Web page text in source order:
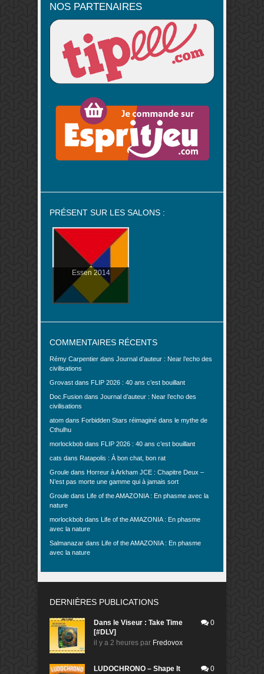
NOS PARTENAIRES
PRÉSENT SUR LES SALONS :
Essen 2014
COMMENTAIRES RÉCENTS
Rémy Carpentier dans Journal d’auteur : Near l’echo des
civilisations
Grovast dans FLIP 2026 : 40 ans c’est bouillant
Doc.Fusion dans Journal d’auteur : Near l’echo des
civilisations
atom dans Forbidden Stars réimaginé dans le mythe de
Cthulhu
morlockbob dans FLIP 2026 : 40 ans c’est bouillant
cats dans Ratapolis : À bon chat, bon rat
Groule dans Horreur à Arkham JCE : Chapitre Deux –
N’est pas morte une gamme qui à jamais sort
Groule dans Life of the AMAZONIA : En phasme avec la
nature
morlockbob dans Life of the AMAZONIA : En phasme
avec la nature
Salmanazar dans Life of the AMAZONIA : En phasme
avec la nature
DERNIÈRES PUBLICATIONS
Dans le Viseur : Take Time
[#DLV]
il y a 2 heures par Fredovox
0
LUDOCHRONO – Shape It
0